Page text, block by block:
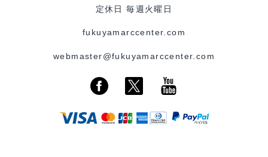
定休日 毎週火曜日
fukuyamarccenter.com
webmaster@fukuyamarccenter.com